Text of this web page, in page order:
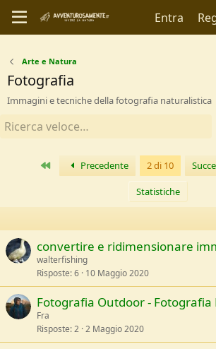
Entra
Arte e Natura
Fotografia
Immagini e tecniche della fotografia naturalistica
Primo Precedente 2 di 10
Statistiche
convertire e ridimensionare
walterfishing
Risposte 6 10 Maggio 2020
Fotografia Outdoor -
Fra
Risposte 2 2 Maggio 2020